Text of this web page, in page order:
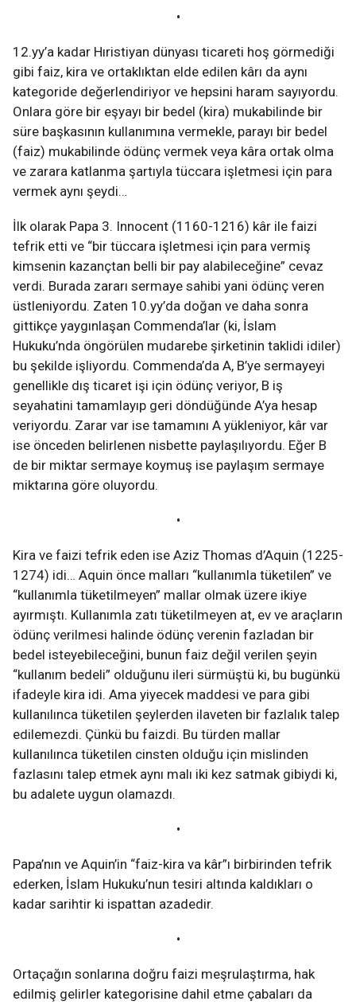
•
12.yy’a kadar Hıristiyan dünyası ticareti hoş görmediği
gibi faiz, kira ve ortaklıktan elde edilen kârı da aynı
kategoride değerlendiriyor ve hepsini haram sayıyordu.
Onlara göre bir eşyayı bir bedel (kira) mukabilinde bir
süre başkasının kullanımına vermekle, parayı bir bedel
(faiz) mukabilinde ödünç vermek veya kâra ortak olma
ve zarara katlanma şartıyla tüccara işletmesi için para
vermek aynı şeydi…
İlk olarak Papa 3. Innocent (1160-1216) kâr ile faizi
tefrik etti ve “bir tüccara işletmesi için para vermiş
kimsenin kazançtan belli bir pay alabileceğine” cevaz
verdi. Burada zararı sermaye sahibi yani ödünç veren
üstleniyordu. Zaten 10.yy’da doğan ve daha sonra
gittikçe yaygınlaşan Commenda’lar (ki, İslam
Hukuku’nda öngörülen mudarebe şirketinin taklidi idiler)
bu şekilde işliyordu. Commenda’da A, B’ye sermayeyi
genellikle dış ticaret işi için ödünç veriyor, B iş
seyahatini tamamlayıp geri döndüğünde A’ya hesap
veriyordu. Zarar var ise tamamını A yükleniyor, kâr var
ise önceden belirlenen nisbette paylaşılıyordu. Eğer B
de bir miktar sermaye koymuş ise paylaşım sermaye
miktarına göre oluyordu.
•
Kira ve faizi tefrik eden ise Aziz Thomas d’Aquin (1225-
1274) idi… Aquin önce malları “kullanımla tüketilen” ve
“kullanımla tüketilmeyen” mallar olmak üzere ikiye
ayırmıştı. Kullanımla zatı tüketilmeyen at, ev ve araçların
ödünç verilmesi halinde ödünç verenin fazladan bir
bedel isteyebileceğini, bunun faiz değil verilen şeyin
“kullanım bedeli” olduğunu ileri sürmüştü ki, bu bugünkü
ifadeyle kira idi. Ama yiyecek maddesi ve para gibi
kullanılınca tüketilen şeylerden ilaveten bir fazlalık talep
edilemezdi. Çünkü bu faizdi. Bu türden mallar
kullanılınca tüketilen cinsten olduğu için mislinden
fazlasını talep etmek aynı malı iki kez satmak gibiydi ki,
bu adalete uygun olamazdı.
•
Papa’nın ve Aquin’in “faiz-kira va kâr”ı birbirinden tefrik
ederken, İslam Hukuku’nun tesiri altında kaldıkları o
kadar sarihtir ki ispattan azadedir.
•
Ortaçağın sonlarına doğru faizi meşrulaştırma, hak
edilmiş gelirler kategorisine dahil etme çabaları da